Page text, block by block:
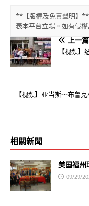
**【版權及免責聲明】
表本平台立場。如有侵權
上一篇
【视频
【视频】亚当斯～布鲁
相關新聞
美国福州
09/29/